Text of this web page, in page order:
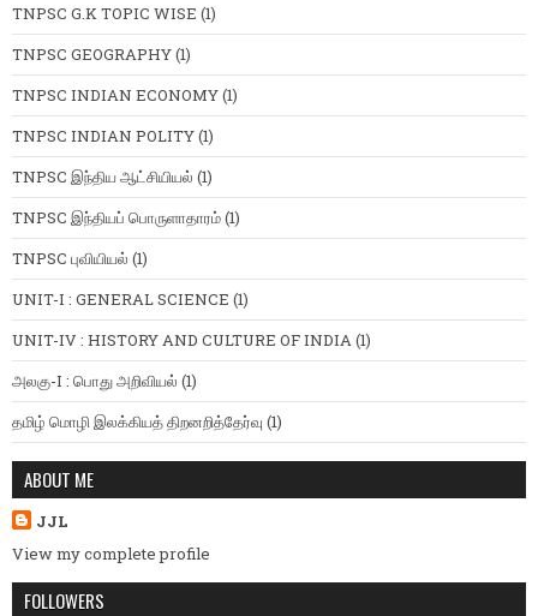
TNPSC G.K TOPIC WISE (1)
TNPSC GEOGRAPHY(1)
TNPSC INDIAN ECONOMY(1)
TNPSC INDIAN POLITY(1)
TNPSC இந்திய ஆட்சியியல் (1)
TNPSC இந்தியப் பொருளாதாரம்(1)
TNPSC புவியியல் (1)
UNIT-I : GENERAL SCIENCE (1)
UNIT-IV : HISTORY AND CULTURE OF INDIA(1)
அலகு-I : பொது அறிவியல் (1)
தமிழ் மொழி இலக்கியத் திறனறித்தேர்வு (1)
ABOUT ME
JJL
View my complete profile
FOLLOWERS